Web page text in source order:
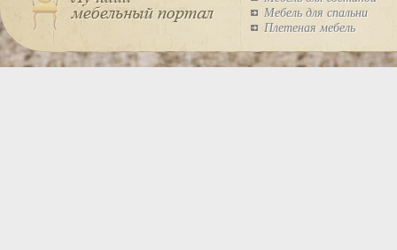
Мебель для спальни
Плетеная мебель